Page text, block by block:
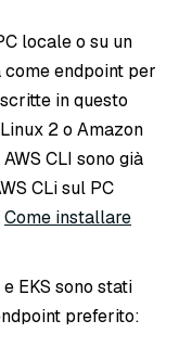
locale o su un
endpoint per
in questo
2 o Amazon
CLI sono già
CLi sul PC
Come installare
EKS sono stati
preferito: